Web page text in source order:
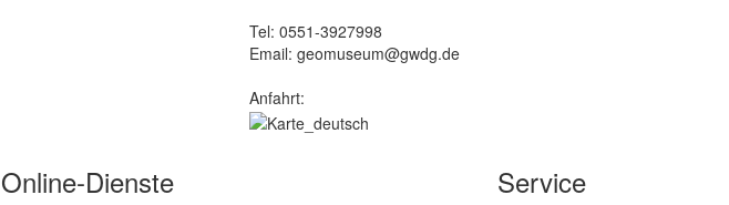
Tel: 0551-3927998
Email: geomuseum@gwdg.de
Anfahrt:
Online-Dienste Service